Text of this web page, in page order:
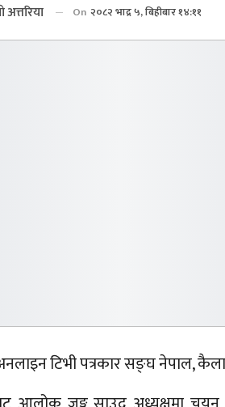
अत्तरिया On २०८२ भाद्र ५, बिहीबार १४:११
टिभी पत्रकार सङ्घ नेपाल,